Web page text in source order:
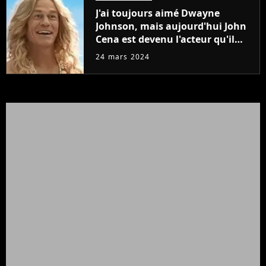
J'ai toujours aimé Dwayne
Johnson, mais aujourd'hui John
Cena est devenu l'acteur qu'il
rêvait d'être (et Ricky Stanicky le
24 mars 2024